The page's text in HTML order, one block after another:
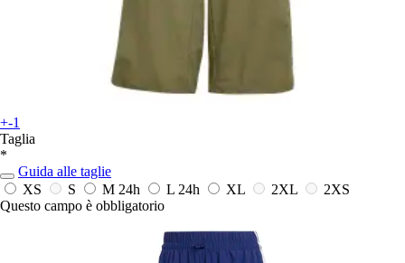
+-1
Taglia
*
Guida alle taglie
XS
S M 24h L 24h XL 2XL
2XS
Questo campo è obbligatorio